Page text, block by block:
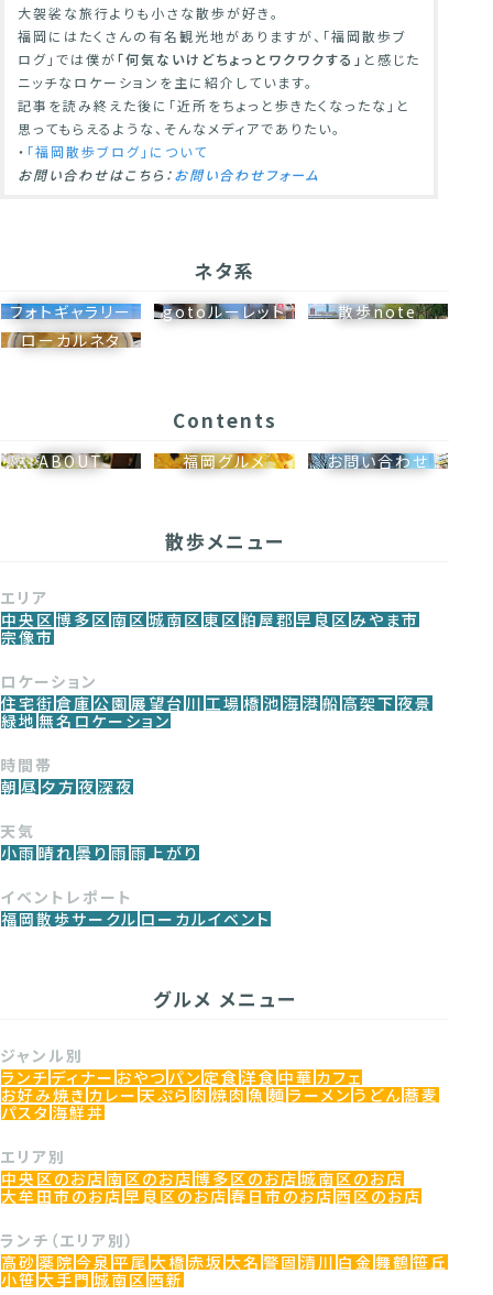
大袈裟な旅行よりも小さな散歩が好き。
福岡にはたくさんの有名観光地がありますが、「福岡散歩ブ
ログ」では僕が「何気ないけどちょっとワクワクする」 と感じた
ニッチなロケーションを主に紹介しています。
記事を読み終えた後に「近所をちょっと歩きたくなったな」と
思ってもらえるような、そんなメディアでありたい。
・ 「福岡散歩ブログ」について
お問い合わせはこちら：お問い合わせフォーム
ネタ系
フォトギャラリー gotoルーレット
散歩note
ローカルネタ
Contents
ABOUT 福岡グルメ お問い合わせ
散歩メニュー
エリア
中央区博多区南区城南区東区粕屋郡早良区みやま市
宗像市
ロケーション
住宅街倉庫公園展望台川工場橋池海港船高架下夜景
緑地無名ロケーション
時間帯
朝昼夕方夜深夜
天気
小雨晴れ曇り雨雨上がり
イベントレポート
福岡散歩サークルローカルイベント
グルメ メニュー
ジャンル別
ランチディナーおやつパン定食洋食中華カフェ
お好み焼きカレー天ぷら肉焼肉魚麺ラーメンうどん蕎麦
パスタ海鮮丼
エリア別
中央区のお店南区のお店博多区のお店城南区のお店
大牟田市のお店早良区のお店春日市のお店西区のお店
ランチ（エリア別）
高砂薬院今泉平尾大橋赤坂大名警固清川白金舞鶴笹丘
小笹大手門城南区西新